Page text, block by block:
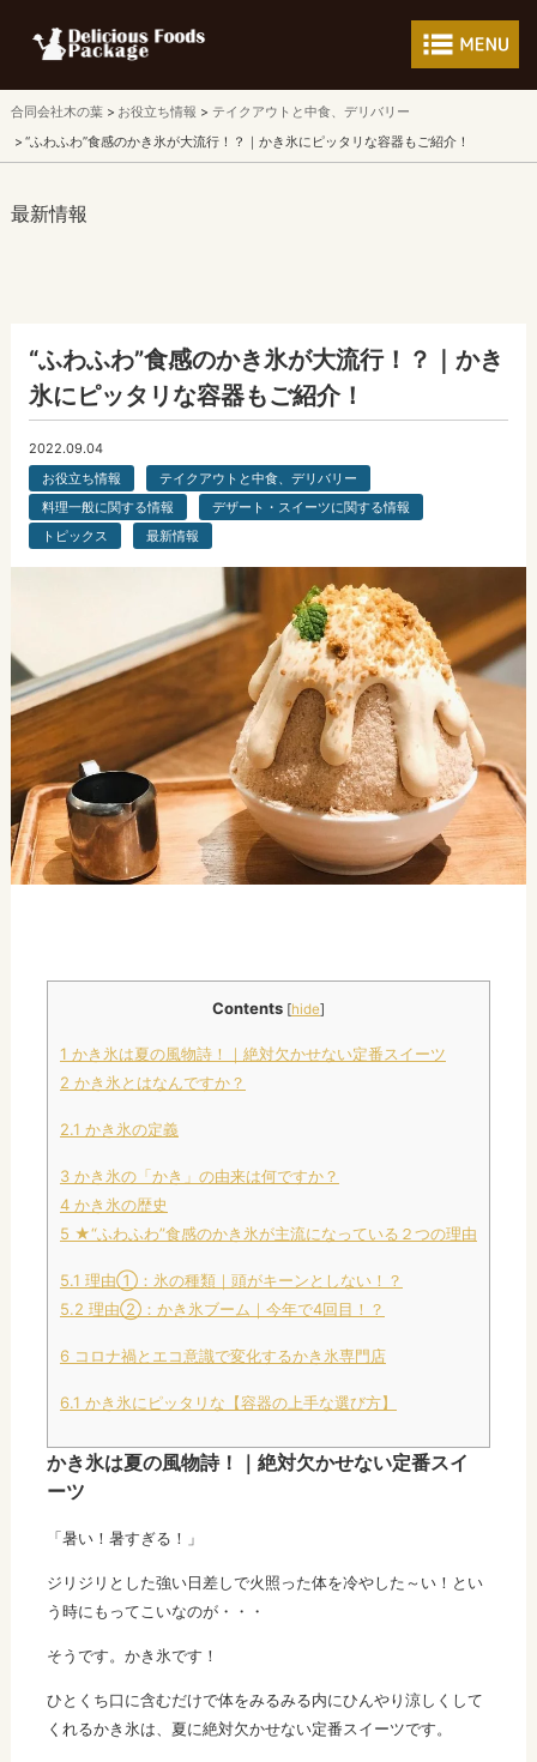
フードパッケー
合同会社木の葉 お役立ち情報
テイクアウトと中食、デリバリー
“ふわふわ”食感のかき氷が大流行！？｜かき氷にピッタリな容器もご紹介！
最新情報
“ふわふわ”食感のかき氷が大流行！？｜かき
氷にピッタリな容器もご紹介！
2022.09.04
お役立ち情報
テイクアウトと中食、デリバリー
料理一般に関する情報
デザート・スイーツに関する情報
トピックス
最新情報
Contents [hide]
1 かき氷は夏の風物詩！｜絶対欠かせない定番スイーツ
2 かき氷とはなんですか？
2.1 かき氷の定義
3かき氷の「かき」の由来は何ですか？
4かき氷の歴史
5 ★“ふわふわ”食感のかき氷が主流になっている２つの理由
5.1 理由①：氷の種類｜頭がキーンとしない！？
5.2 理由②：かき氷ブーム｜今年で4回目！？
6コロナ禍とエコ意識で変化するかき氷専門店
6.1 かき氷にピッタリな【容器の上手な選び方】
かき氷は夏の風物詩！｜絶対欠かせない定番スイ
ーツ
「暑い！暑すぎる！」
ジリジリとした強い日差しで火照った体を冷やした～い！とい
う時にもってこいなのが・・・
そうです。かき氷です！
ひとくち口に含むだけで体をみるみる内にひんやり涼しくして
くれるかき氷は、夏に絶対欠かせない定番スイーツです。